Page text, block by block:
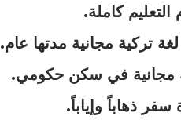
كاملة.
تركية مجانية مدتها عام.
مجانية في سكن حكومي.
سفر ذهاباً وإياباً.